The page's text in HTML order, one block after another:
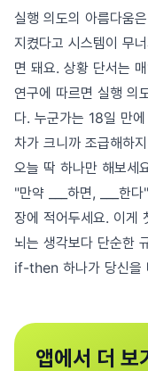
실행 의도의 아름다움
지켰다고 시스템이 무
면 돼요. 상황 단서는
연구에 따르면 실행 의
다. 누군가는 18일 만
차가 크니까 조급해하
오늘 딱 하나만 해보세
"만약 ___하면, ___한
장에 적어두세요. 이게
뇌는 생각보다 단순한
if-then 하나가 당신을
앱에서 더 보